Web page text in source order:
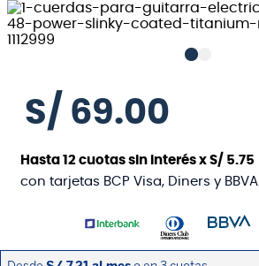
S/ 69.00
Hasta12 cuotas sin interés xS/ 5.75
con tarjetas BCP Visa, Diners y BBVA.